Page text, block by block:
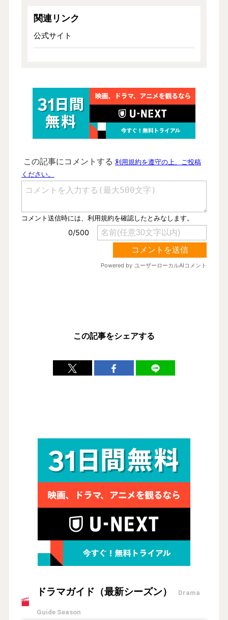
関連リンク
公式サイト
この記事をシェアする
ドラマガイド（最新シーズン） Drama
Guide Season